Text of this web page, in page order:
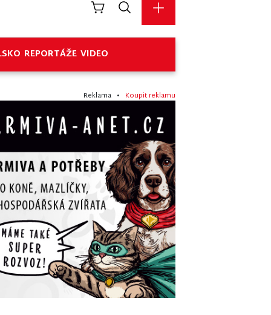
REPORTÁŽE VIDEO
Reklama • Koupit reklamu